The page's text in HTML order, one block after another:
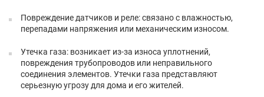
Повреждение датчиков и реле: связано с влажностью,
перепадами напряжения или механическим износом.
Утечка газа: возникает из-за износа уплотнений,
повреждения трубопроводов или неправильного
соединения элементов. Утечки газа представляют
серьезную угрозу для дома и его жителей.